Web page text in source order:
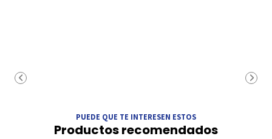
PUEDE QUE TE INTERESEN ESTOS
Productos recomendados